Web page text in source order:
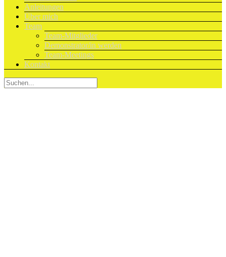
Anleitungen
Über mich
Team
Team-Mitglieder
Demonstrator/in werden
Team-Meetings
Kontakt